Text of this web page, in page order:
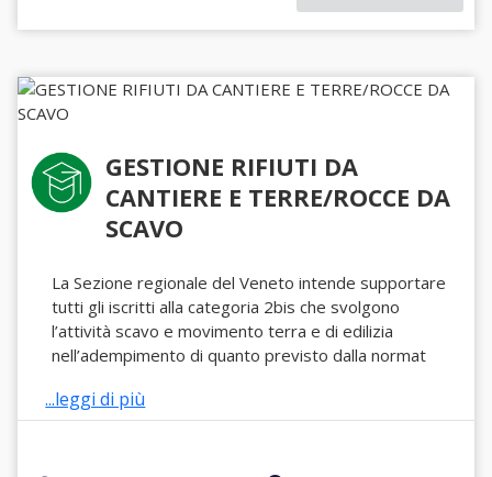
GESTIONE RIFIUTI DA
CANTIERE E TERRE/ROCCE DA
SCAVO
La Sezione regionale del Veneto intende supportare
tutti gli iscritti alla categoria 2bis che svolgono
l’attività scavo e movimento terra e di edilizia
nell’adempimento di quanto previsto dalla normat
...leggi di più